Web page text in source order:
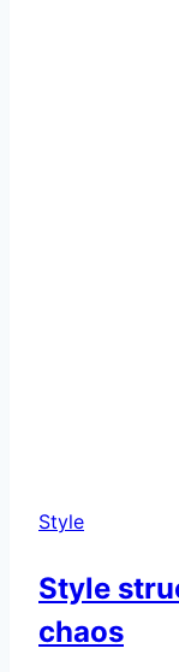
Style
Style
chaos